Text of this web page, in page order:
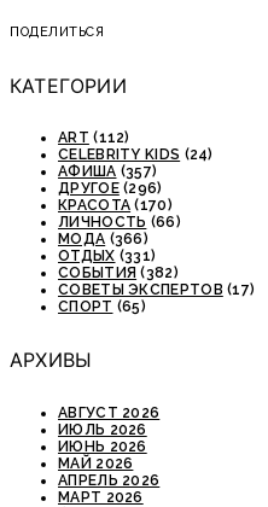
ПОДЕЛИТЬСЯ
КАТЕГОРИИ
ART (112)
CELEBRITY KIDS (24)
АФИША (357)
ДРУГОЕ(296)
КРАСОТА (170)
ЛИЧНОСТЬ (66)
МОДА (366)
ОТДЫХ (331)
СОБЫТИЯ (382)
СОВЕТЫ ЭКСПЕРТОВ (17)
СПОРТ (65)
АРХИВЫ
АВГУСТ 2026
ИЮЛЬ 2026
ИЮНЬ 2026
МАЙ 2026
АПРЕЛЬ 2026
МАРТ 2026